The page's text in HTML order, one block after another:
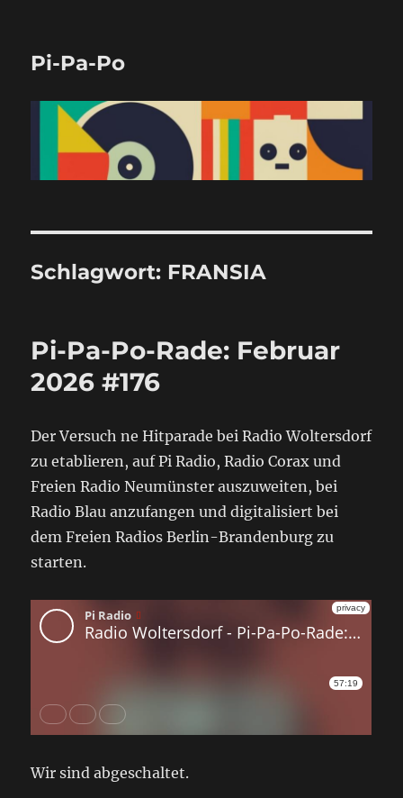
Pi-Pa-Po
Schlagwort: FRANSIA
Pi-Pa-Po-Rade: Februar
2026 #176
Der Versuch ne Hitparade bei Radio Woltersdorf
zu etablieren, auf Pi Radio, Radio Corax und
Freien Radio Neumünster auszuweiten, bei
Radio Blau anzufangen und digitalisiert bei
dem Freien Radios Berlin-Brandenburg zu
starten.
Wir sind abgeschaltet.